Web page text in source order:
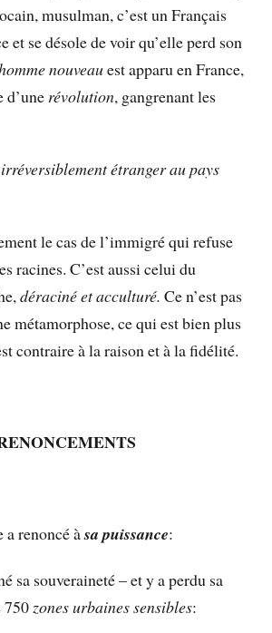
musulman, c’est un Français
et se désole de voir qu’elle perd son
nouveauest apparu en France,
d’une révolution, gangrenant les
étranger au pays
le cas de l’immigré qui refuse
racines. C’est aussi celui du
déraciné et acculturé. Ce n’est pas
métamorphose, ce qui est bien plus
contraire à la raison et à la fidélité.
a renoncé àsa puissance:
sa souveraineté – et y a perdu sa
750zones urbaines sensibles: